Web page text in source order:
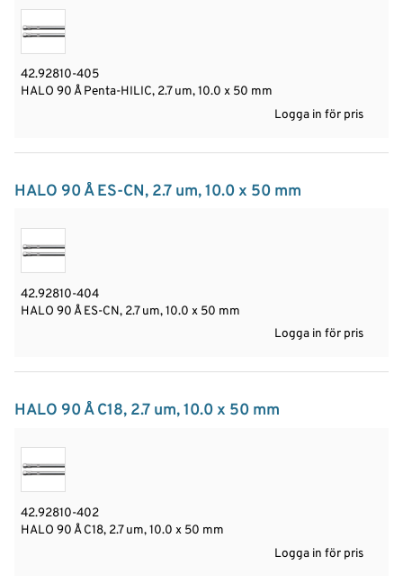
42.92810-405
HALO 90 Å Penta-HILIC, 2.7 um, 10.0 x 50 mm
Logga in för pris
HALO 90 Å ES-CN, 2.7 um, 10.0 x 50 mm
42.92810-404
HALO 90 Å ES-CN, 2.7 um, 10.0 x 50 mm
Logga in för pris
HALO 90 Å C18, 2.7 um, 10.0 x 50 mm
42.92810-402
HALO 90 Å C18, 2.7 um, 10.0 x 50 mm
Logga in för pris